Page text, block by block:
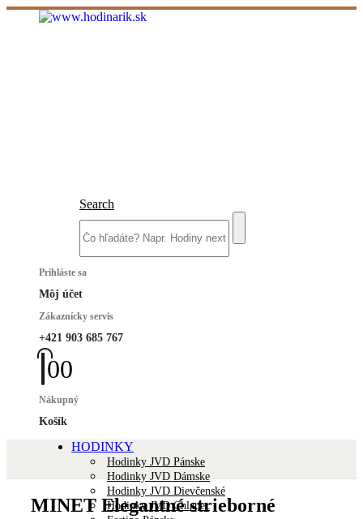
Search
Prihláste sa
Môj účet
Zákaznícky servis
+421 903 685 767
00
Nákupný
Košík
HODINKY
Hodinky JVD Pánske
Hodinky JVD Dámske
Hodinky JVD Dievčenské
Hodinky JVD Chlapec
MINET Elegantné strieborné